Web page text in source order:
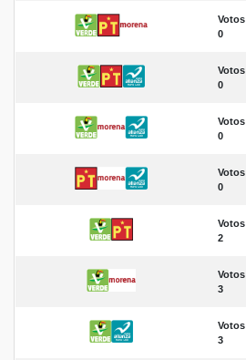
Votos
0
Votos
0
Votos
0
Votos
0
Votos
2
Votos
3
Votos
3